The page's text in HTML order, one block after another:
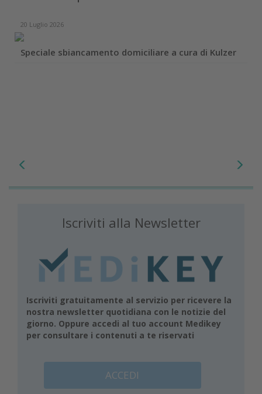
20 Luglio 2026
Speciale sbiancamento domiciliare a cura di Kulzer
Iscriviti alla Newsletter
Iscriviti gratuitamente al servizio per ricevere la
nostra newsletter quotidiana con le notizie del
giorno. Oppure accedi al tuo account Medikey
per consultare i contenuti a te riservati
ACCEDI